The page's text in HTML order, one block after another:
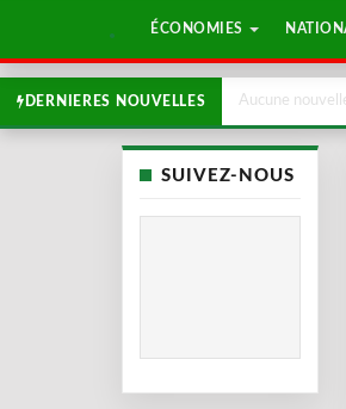
ÉCONOMIES
DERNIERES NOUVELLES Aucune
SUIVEZ-NOUS